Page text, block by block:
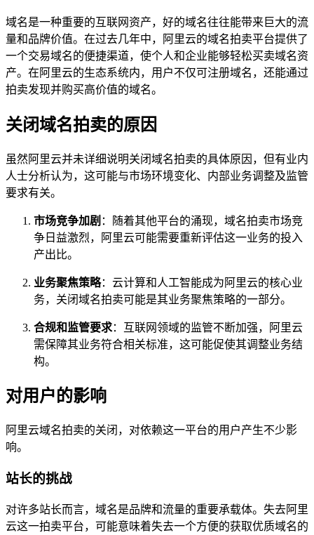
域名是一种重要的互联网资产，好的域名往往能带来巨大的流
量和品牌价值。在过去几年中，阿里云的域名拍卖平台提供了
一个交易域名的便捷渠道，使个人和企业能够轻松买卖域名资
产。在阿里云的生态系统内，用户不仅可注册域名，还能通过
拍卖发现并购买高价值的域名。
关闭域名拍卖的原因
虽然阿里云并未详细说明关闭域名拍卖的具体原因，但有业内
人士分析认为，这可能与市场环境变化、内部业务调整及监管
要求有关。
市场竞争加剧 ：随着其他平台的涌现，域名拍卖市场竞
争日益激烈，阿里云可能需要重新评估这一业务的投入
产出比。
业务聚焦策略：云计算和人工智能成为阿里云的核心业
务，关闭域名拍卖可能是其业务聚焦策略的一部分。
合规和监管要求：互联网领域的监管不断加强，阿里云
需保障其业务符合相关标准，这可能促使其调整业务结
构。
对用户的影响
阿里云域名拍卖的关闭，对依赖这一平台的用户产生不少影
响。
站长的挑战
对许多站长而言，域名是品牌和流量的重要承载体。失去阿里
云这一拍卖平台，可能意味着失去一个方便的获取优质域名的